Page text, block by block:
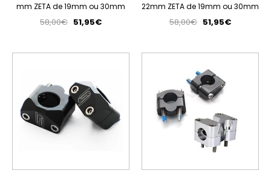
mm ZETA de 19mm ou 30mm
58,00€ 51,95€
22mm ZETA de 19mm ou 30mm
58,00€ 51,95€